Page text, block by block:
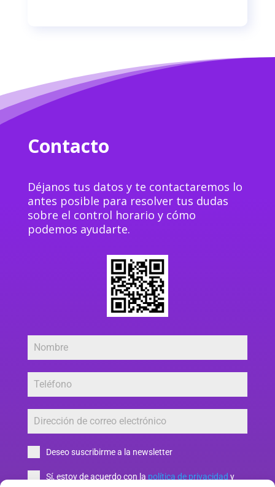
Contacto
Déjanos tus datos y te contactaremos lo
antes posible para resolver tus dudas
sobre el control horario y cómo
podemos ayudarte.
Deseo suscribirme a la newsletter
Sí, estoy de acuerdo con la política de privacidad y